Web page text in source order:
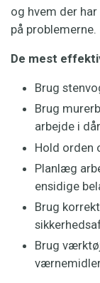
og hvem der
på problemerne.
De mest
Brug
Brug
arbejde i
Hold orden
Planlæg
ensidige
Brug
Brug